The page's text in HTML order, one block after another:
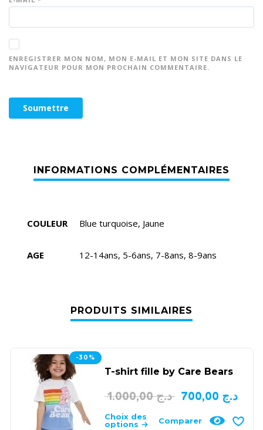
ENREGISTRER MON NOM, MON E-MAIL ET MON SITE DANS LE
NAVIGATEUR POUR MON PROCHAIN COMMENTAIRE.
COULEUR Blue turquoise, Jaune
AGE 12-14ans, 5-6ans, 7-8ans, 8-9ans
PRODUITS SIMILAIRES
-30%
T-shirt fille by Care Bears
د.ج1.000,00 د.ج
Choix des
options
Comparer